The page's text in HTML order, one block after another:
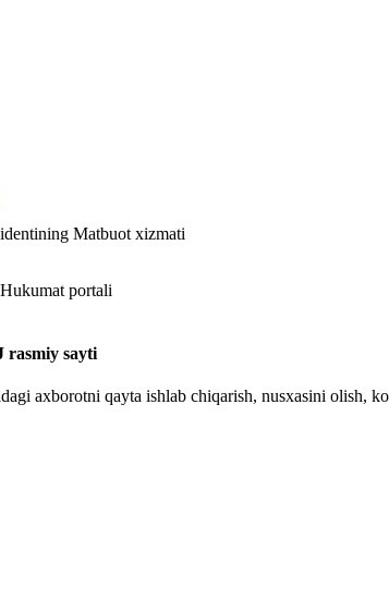
Matbuot xizmati
portali
sayti
axborotni qayta ishlab chiqarish, nusxasini